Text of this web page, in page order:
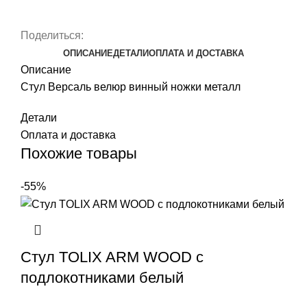
Поделиться:
ОПИСАНИЕДЕТАЛИОПЛАТА И ДОСТАВКА
Описание
Стул Версаль велюр винный ножки металл
Детали
Оплата и доставка
Похожие товары
-55%
Стул TOLIX ARM WOOD с
подлокотниками белый